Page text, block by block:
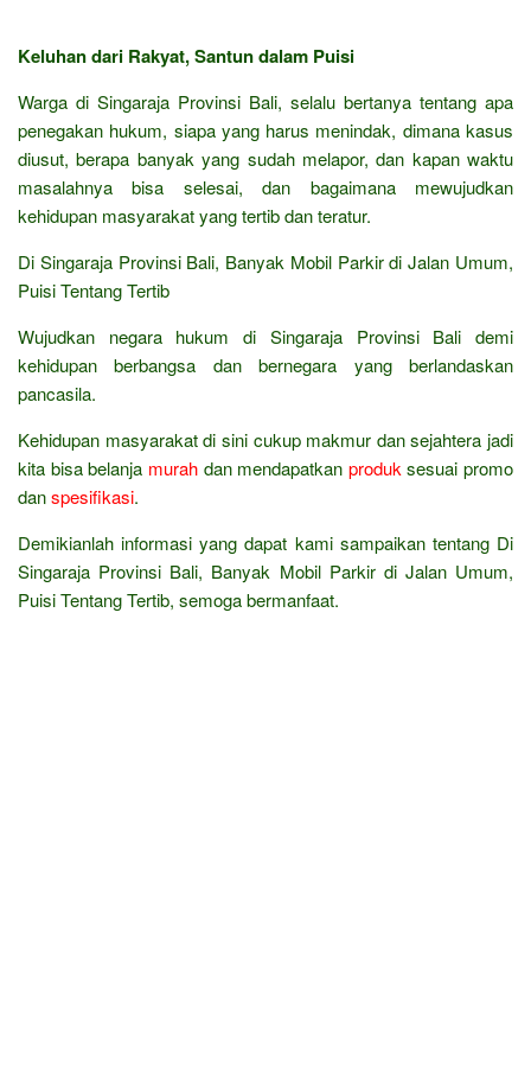
Keluhan dari Rakyat, Santun dalam Puisi
Warga di Singaraja Provinsi Bali, selalu bertanya tentang apa
penegakan hukum, siapa yang harus menindak, dimana kasus
diusut, berapa banyak yang sudah melapor, dan kapan waktu
masalahnya bisa selesai, dan bagaimana mewujudkan
kehidupan masyarakat yang tertib dan teratur.
Di Singaraja Provinsi Bali, Banyak Mobil Parkir di Jalan Umum,
Puisi Tentang Tertib
Wujudkan negara hukum di Singaraja Provinsi Bali demi
kehidupan berbangsa dan bernegara yang berlandaskan
pancasila.
Kehidupan masyarakat di sini cukup makmur dan sejahtera jadi
kita bisa belanja murahdan mendapatkan produk sesuai promo
danspesifikasi.
Demikianlah informasi yang dapat kami sampaikan tentang Di
Singaraja Provinsi Bali, Banyak Mobil Parkir di Jalan Umum,
Puisi Tentang Tertib, semoga bermanfaat.